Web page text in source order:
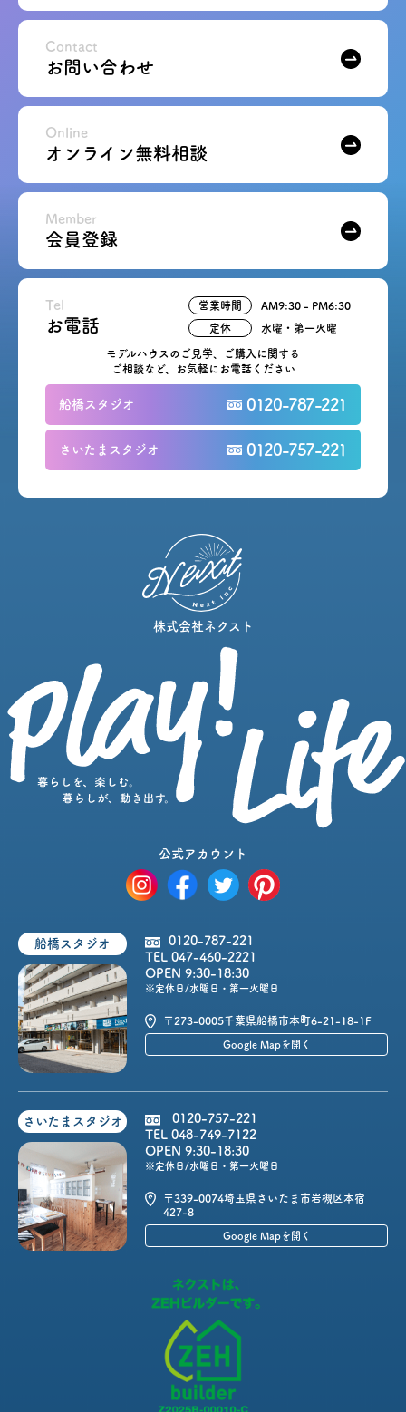
船橋スタジオ 0120-787-221
さいたまスタジオ 0120-757-221
公式アカウント
お問い合わせ
Contact
オンライン無料相談
Online
会員登録
Member
Tel
お電話
モデルハウスのご見学、ご購入に関する
ご相談など、お気軽にお電話ください
船橋スタジオ 0120-787-221
さいたまスタジオ 0120-757-221
営業時間 AM9:30 - PM6:30
定休 水曜・第一火曜
株式会社ネクスト
公式アカウント
船橋スタジオ
0120-787-221
TEL 047-460-2221
OPEN 9:30-18:30
※定休日/水曜日・第一火曜日
〒273-0005千葉県船橋市本町6-21-18-1F
Google Mapを開く
さいたまスタジオ
0120-757-221
TEL 048-749-7122
OPEN 9:30-18:30
※定休日/水曜日・第一火曜日
〒339-0074埼玉県さいたま市岩槻区本宿
427-8
Google Mapを開く